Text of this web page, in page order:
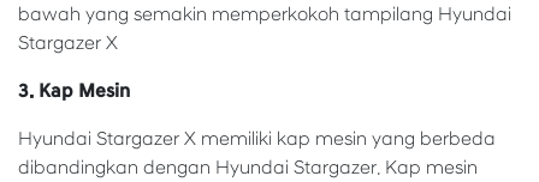
bawah yang semakin memperkokoh tampilang Hyundai
Stargazer X
3. Kap Mesin
Hyundai Stargazer X memiliki kap mesin yang berbeda
dibandingkan dengan Hyundai Stargazer. Kap mesin